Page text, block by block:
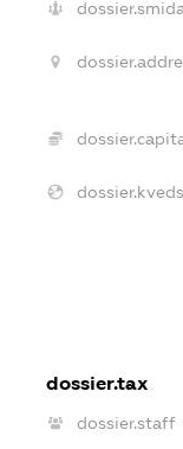
dossier.tax
dossier.staff